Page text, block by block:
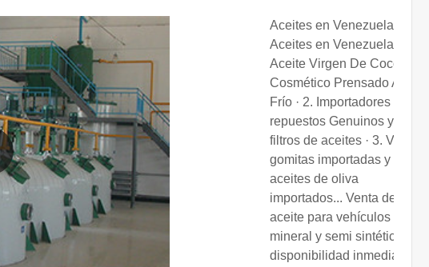
Aceites en Venezuela.
Aceites en Venezuela · 1.
Aceite Virgen De Coco
Cosmético Prensado Al
Frío · 2. Importadores de
repuestos Genuinos y
filtros de aceites · 3. Vendo
gomitas importadas y
aceites de oliva
importados... Venta de
aceite para vehículos
mineral y semi sintético
disponibilidad inmediata